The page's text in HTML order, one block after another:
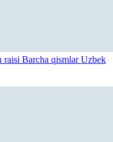
Barcha qismlar Uzbek